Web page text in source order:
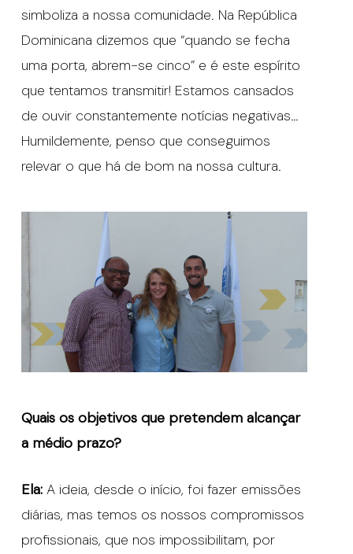
simboliza a nossa comunidade. Na República
Dominicana dizemos que “quando se fecha
uma porta, abrem-se cinco” e é este espírito
que tentamos transmitir! Estamos cansados
de ouvir constantemente notícias negativas…
Humildemente, penso que conseguimos
relevar o que há de bom na nossa cultura.
Quais os objetivos que pretendem alcançar
a médio prazo?
Ela: A ideia, desde o início, foi fazer emissões
diárias, mas temos os nossos compromissos
profissionais, que nos impossibilitam, por